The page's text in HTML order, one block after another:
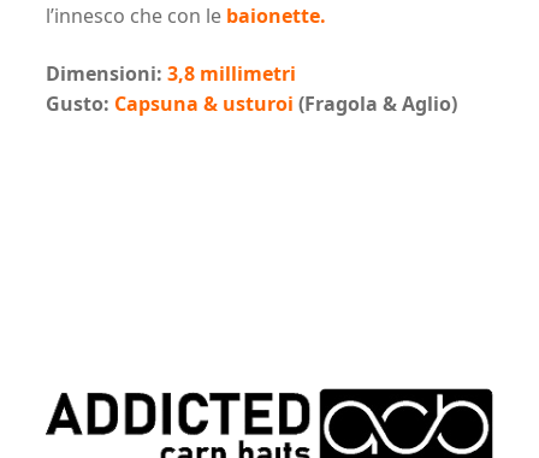
l’innesco che con le baionette.
Dimensioni: 3,8 millimetri
Gusto: Capsuna & usturoi (Fragola & Aglio)